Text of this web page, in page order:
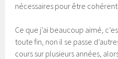
nécessaires pour être
Ce que j’ai beaucoup aimé,
toute fin, non il se passe
cours sur plusieurs années,